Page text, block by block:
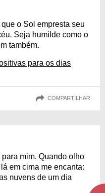
o Sol empresta seu
Seja humilde como o
também.
para os dias
COMPARTILHAR
mim. Quando olho
em cima me encanta:
nuvens de um dia